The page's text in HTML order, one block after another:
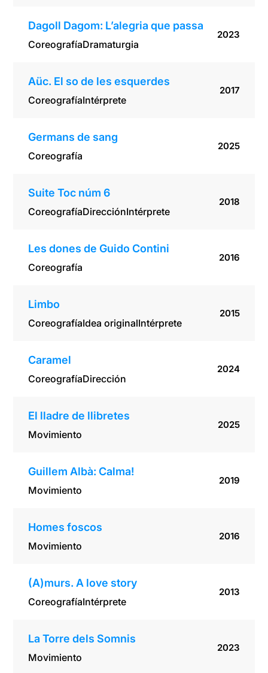
Dagoll Dagom: L’alegria que passa
CoreografíaDramaturgia
2023
Aüc. El so de les esquerdes
CoreografíaIntérprete
2017
Germans de sang
Coreografía
2025
Suite Toc núm 6
CoreografíaDirecciónIntérprete
2018
Les dones de Guido Contini
Coreografía
2016
Limbo
CoreografíaIdea originalIntérprete
2015
Caramel
CoreografíaDirección
2024
El lladre de llibretes
Movimiento
2025
Guillem Albà: Calma!
Movimiento
2019
Homes foscos
Movimiento
2016
(A)murs. A love story
CoreografíaIntérprete
2013
La Torre dels Somnis
Movimiento
2023